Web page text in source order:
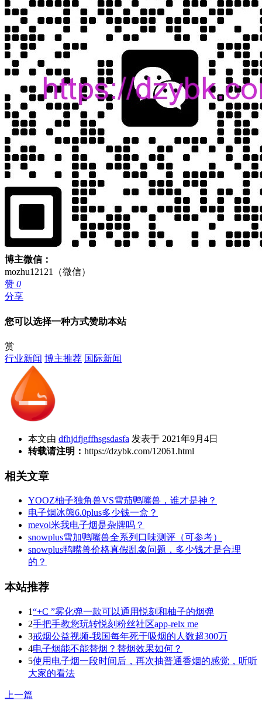
博主微信：
mozhu12121（微信）
赞 0
分享
您可以选择一种方式赞助本站
赏
行业新闻 博主推荐 国际新闻
本文由 dfhjdfjgffhsgsdasfa 发表于 2021年9月4日
转载请注明： https://dzybk.com/12061.html
相关文章
YOOZ柚子独角兽VS雪茄鸭嘴兽，谁才是神？
电子烟冰熊6.0plus多少钱一盒？
mevol米我电子烟是杂牌吗？
snowplus雪加鸭嘴兽全系列口味测评（可参考）
snowplus鸭嘴兽价格真假乱象问题，多少钱才是合理
的？
本站推荐
1“+C ”雾化弹一款可以通用悦刻和柚子的烟弹
2手把手教您玩转悦刻粉丝社区app-relx me
3戒烟公益视频-我国每年死于吸烟的人数超300万
4电子烟能不能替烟？替烟效果如何？
5使用电子烟一段时间后，再次抽普通香烟的感觉，听听
大家的看法
上一篇